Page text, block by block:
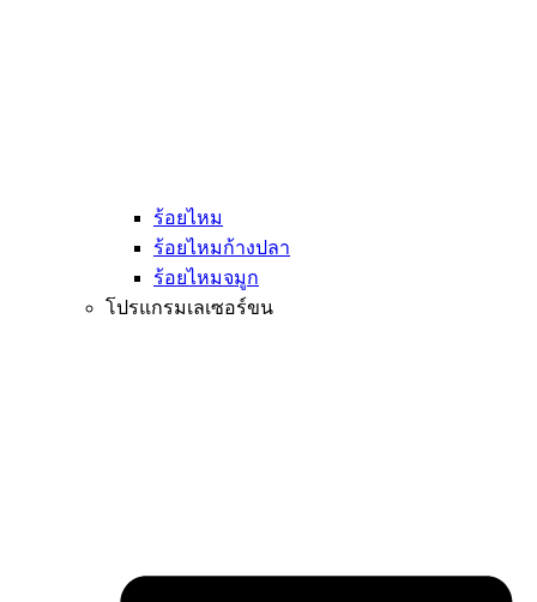
ร้อยไหม
ร้อยไหมก้างปลา
ร้อยไหมจมูก
โปรแกรมเลเซอร์ขน